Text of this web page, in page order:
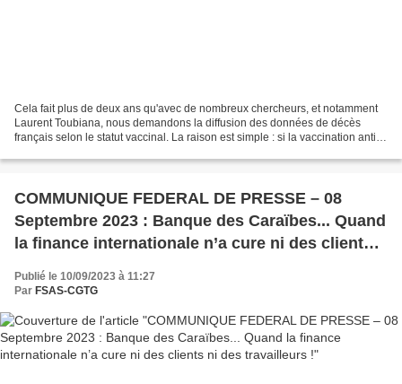
Cela fait plus de deux ans qu'avec de nombreux chercheurs, et notamment
Laurent Toubiana, nous demandons la diffusion des données de décès
français selon le statut vaccinal. La raison est simple : si la vaccination anti-
COMMUNIQUE FEDERAL DE PRESSE – 08
Septembre 2023 : Banque des Caraïbes... Quand
la finance internationale n’a cure ni des clients
Publié le 10/09/2023 à 11:27
Par FSAS-CGTG